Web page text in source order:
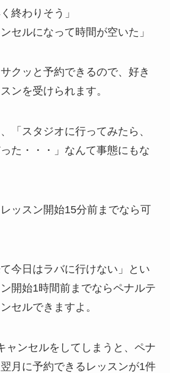
終わりそう」
セルになって時間が空いた」
クッと予約できるので、好き
ンを受けられます。
「スタジオに行ってみたら、
た・・・」 なんて事態にもな
ッスン開始15分前までなら可
今日はラバに行けない」
とい
開始1時間前までならペナルテ
セルできますよ。
ャンセルをしてしまうと、ペナ
月に予約できるレッスンが1件